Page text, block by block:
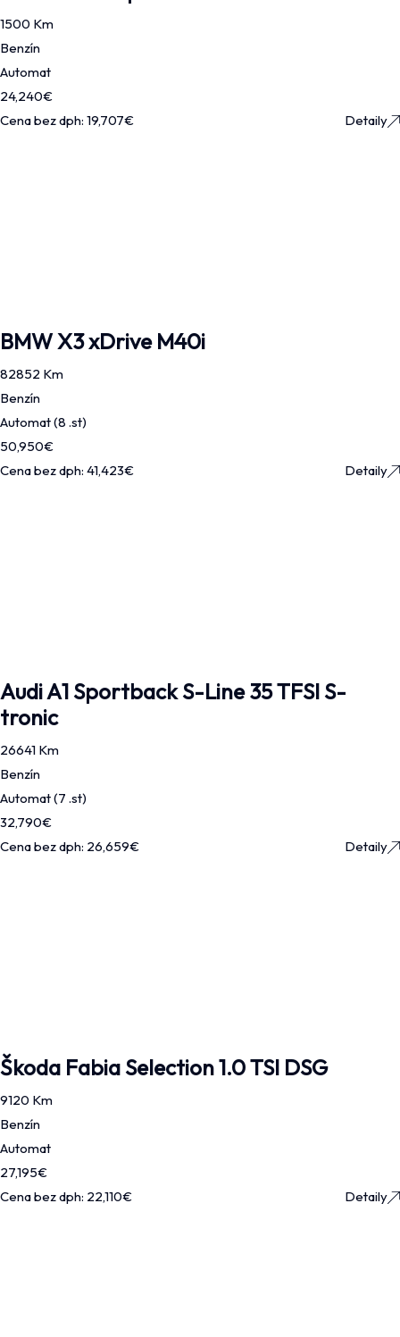
1500 Km
Benzín
Automat
24,240€
Cena bez dph: 19,707€ Detaily
BMW X3 xDrive M40i
82852 Km
Benzín
Automat (8 .st)
50,950€
Cena bez dph: 41,423€ Detaily
Audi A1 Sportback S-Line 35 TFSI S-
tronic
26641 Km
Benzín
Automat (7 .st)
32,790€
Cena bez dph: 26,659€ Detaily
Škoda Fabia Selection 1.0 TSI DSG
9120 Km
Benzín
Automat
27,195€
Cena bez dph: 22,110€ Detaily